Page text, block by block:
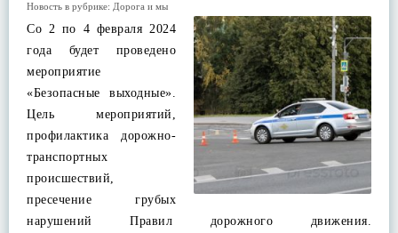
Новость в рубрике: Дорога и мы
Со 2 по 4 февраля 2024
года будет проведено
мероприятие
«Безопасные выходные».
Цель мероприятий,
профилактика дорожно-
транспортных
происшествий,
пресечение грубых
нарушений Правил дорожного движения.